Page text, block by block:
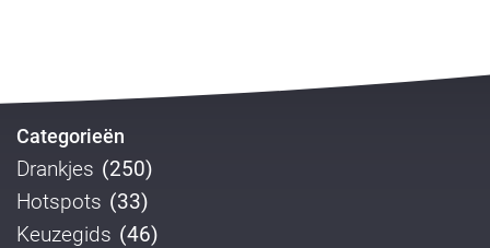
Categorieën
Drankjes (250)
Hotspots (33)
Keuzegids (46)